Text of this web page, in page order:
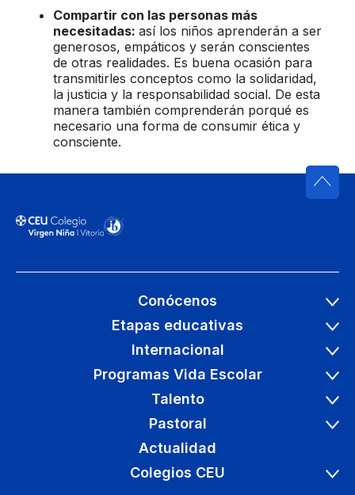
Compartir con las personas más
necesitadas: así los niños aprenderán a ser
generosos, empáticos y serán conscientes
de otras realidades. Es buena ocasión para
transmitirles conceptos como la solidaridad,
la justicia y la responsabilidad social. De esta
manera también comprenderán porqué es
necesario una forma de consumir ética y
consciente.
Conócenos
Etapas educativas
Internacional
Programas Vida Escolar
Talento
Pastoral
Actualidad
Colegios CEU